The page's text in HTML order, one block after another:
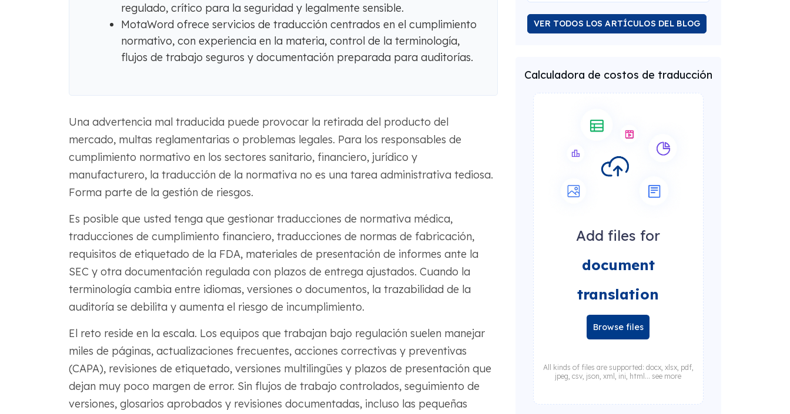
regulado, crítico para la seguridad y legalmente sensible.
MotaWord ofrece servicios de traducción centrados en el cumplimiento
normativo, con experiencia en la materia, control de la terminología,
flujos de trabajo seguros y documentación preparada para auditorías.
Una advertencia mal traducida puede provocar la retirada del producto del
mercado, multas reglamentarias o problemas legales. Para los responsables de
cumplimiento normativo en los sectores sanitario, financiero, jurídico y
manufacturero, la traducción de la normativa no es una tarea administrativa tediosa.
Forma parte de la gestión de riesgos.
Es posible que usted tenga que gestionar traducciones de normativa médica,
traducciones de cumplimiento financiero, traducciones de normas de fabricación,
requisitos de etiquetado de la FDA, materiales de presentación de informes ante la
SEC y otra documentación regulada con plazos de entrega ajustados. Cuando la
terminología cambia entre idiomas, versiones o documentos, la trazabilidad de la
auditoría se debilita y aumenta el riesgo de incumplimiento.
El reto reside en la escala. Los equipos que trabajan bajo regulación suelen manejar
miles de páginas, actualizaciones frecuentes, acciones correctivas y preventivas
(CAPA), revisiones de etiquetado, versiones multilingües y plazos de presentación que
dejan muy poco margen de error. Sin flujos de trabajo controlados, seguimiento de
versiones, glosarios aprobados y revisiones documentadas, incluso las pequeñas
VER TODOS LOS ARTÍCULOS DEL BLOG
Calculadora de costos de traducción
Add files for
document
translation
Browse files
All kinds of files are supported: docx, xlsx, pdf,
jpeg, csv, json, xml, ini, html... see more